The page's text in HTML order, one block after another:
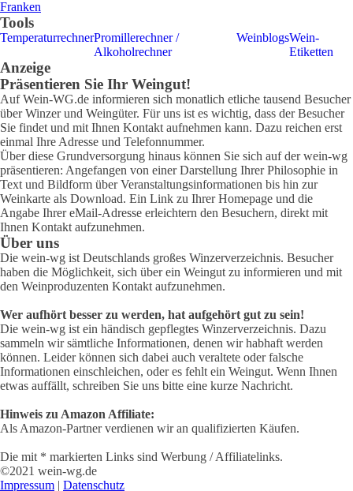
Franken
Tools
TemperaturrechnerPromillerechner /
Alkoholrechner
WeinblogsWein-
Etiketten
Anzeige
Präsentieren Sie Ihr Weingut!
Auf Wein-WG.de informieren sich monatlich etliche tausend Besucher
über Winzer und Weingüter. Für uns ist es wichtig, dass der Besucher
Sie findet und mit Ihnen Kontakt aufnehmen kann. Dazu reichen erst
einmal Ihre Adresse und Telefonnummer.
Über diese Grundversorgung hinaus können Sie sich auf der wein-wg
präsentieren: Angefangen von einer Darstellung Ihrer Philosophie in
Text und Bildform über Veranstaltungsinformationen bis hin zur
Weinkarte als Download. Ein Link zu Ihrer Homepage und die
Angabe Ihrer eMail-Adresse erleichtern den Besuchern, direkt mit
Ihnen Kontakt aufzunehmen.
Über uns
Die wein-wg ist Deutschlands großes Winzerverzeichnis. Besucher
haben die Möglichkeit, sich über ein Weingut zu informieren und mit
den Weinproduzenten Kontakt aufzunehmen.
Wer aufhört besser zu werden, hat aufgehört gut zu sein!
Die wein-wg ist ein händisch gepflegtes Winzerverzeichnis. Dazu
sammeln wir sämtliche Informationen, denen wir habhaft werden
können. Leider können sich dabei auch veraltete oder falsche
Informationen einschleichen, oder es fehlt ein Weingut. Wenn Ihnen
etwas auffällt, schreiben Sie uns bitte eine kurze Nachricht.
Hinweis zu Amazon Affiliate:
Als Amazon-Partner verdienen wir an qualifizierten Käufen.
Die mit * markierten Links sind Werbung / Affiliatelinks.
©2021 wein-wg.de
Impressum | Datenschutz